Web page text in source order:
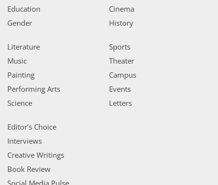
Education
Gender
Cinema
History
Literature
Music
Painting
Performing Arts
Science
Sports
Theater
Campus
Events
Letters
Editor’s Choice
Interviews
Creative Writings
Book Review
Social Media Pulse